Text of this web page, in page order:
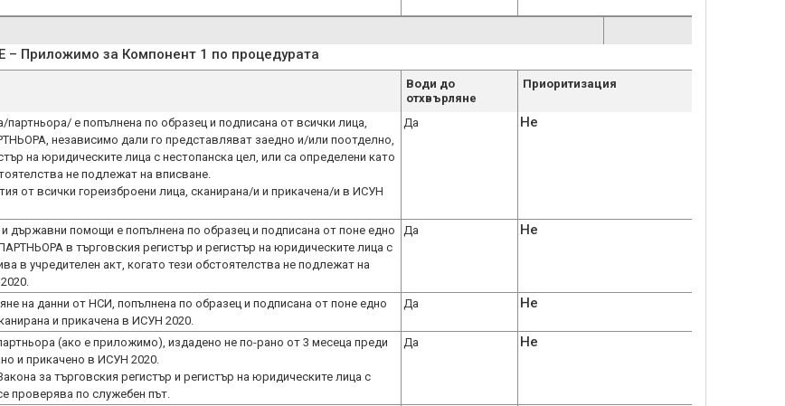
за Компонент 1 по процедурата
Води до
отхвърляне
Приоритизация
е попълнена по образец и подписана от всички лица,
независимо дали гo представляват заедно и/или поотделно,
на юридическите лица с нестопанска цел, или са определени като
не подлежат на вписване.
от всички гореизброени лица, сканирана/и и прикачена/и в ИСУН
Да Не
държавни помощи е попълнена по образец и подписана от поне едно
в търговския регистър и регистър на юридическите лица с
в учредителен акт, когато тези обстоятелства не подлежат на
Да Не
на данни от НСИ, попълнена по образец и подписана от поне едно
и прикачена в ИСУН 2020.
Да Не
(ако е приложимо), издадено не по-рано от 3 месеца преди
и прикачено в ИСУН 2020.
за търговския регистър и регистър на юридическите лица с
Да Не